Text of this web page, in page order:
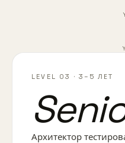
LEVEL 03 ·3–5 ЛЕТ
Архитектор